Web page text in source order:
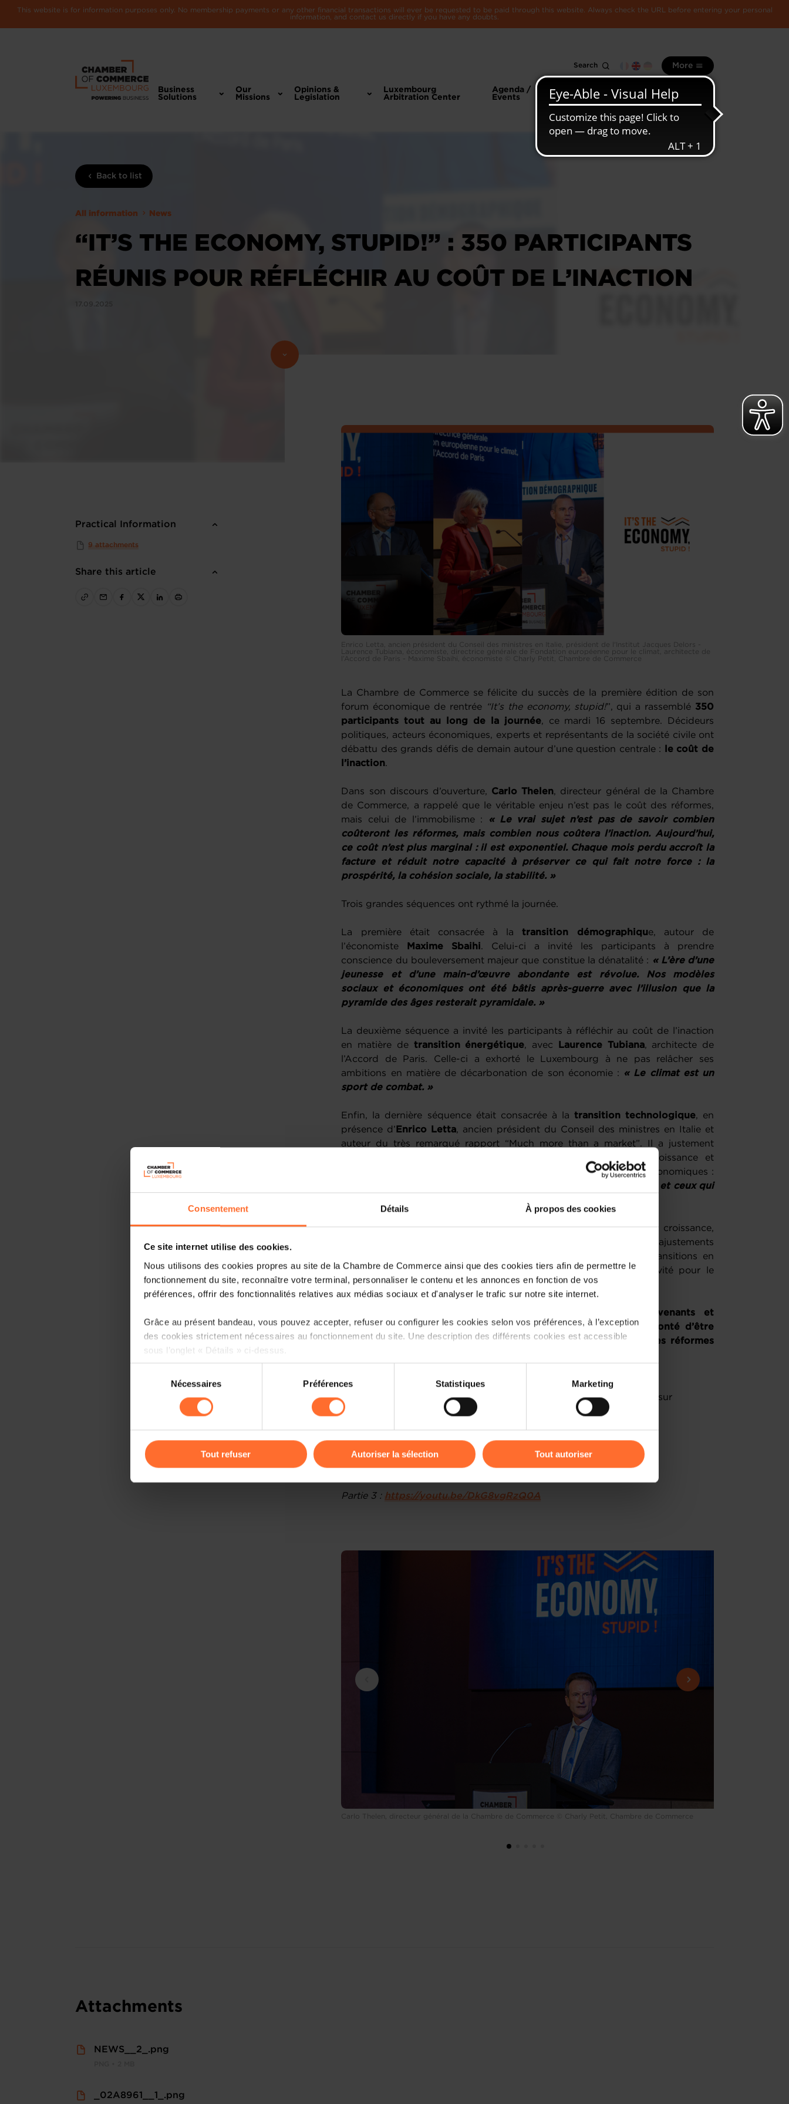
Consentement Détails À propos des cookies
Ce site internet utilise des cookies.
Nous utilisons des cookies propres au site de la Chambre de Commerce ainsi que des cookies tiers afin de permettre le
fonctionnement du site, reconnaître votre terminal, personnaliser le contenu et les annonces en fonction de vos
préférences, offrir des fonctionnalités relatives aux médias sociaux et d'analyser le trafic sur notre site internet.
Grâce au présent bandeau, vous pouvez accepter, refuser ou configurer les cookies selon vos préférences, à l’exception
des cookies strictement nécessaires au fonctionnement du site. Une description des différents cookies est accessible
sous l’onglet « Détails » ci-dessus.
Il est précisé que la navigation sur le site et certaines fonctionnalités (ex : lecture de vidéos, partage sur les réseaux
sociaux, sauvegarde des préférences de lecture vidéo, personnalisation de l’affichage du site) peuvent être affectées en
cas de refus de tous les cookies ou des cookies non nécessaires.
gauche de chaque page.
Charte d’usage des cookies et notrePolitique de protection des données
consentement
Nécessaires Préférences Statistiques Marketing
Tout refuser Autoriser la sélection Tout autoriser
This website is for information purposes only. No membership payments or any other financial transactions will ever be requested to be paid through this website. Always check the URL before entering your personal
information, and contact us directly if you have any doubts.
Search More
Business
Solutions
Our
Missions
Opinions &
Legislation
Luxembourg
Arbitration Center
Agenda /
Events
information
Luxembourg
economy
Back to list
All information News
“IT’S THE ECONOMY, STUPID!” : 350 PARTICIPANTS
RÉUNIS POUR RÉFLÉCHIR AU COÛT DE L’INACTION
Practical Information
9 attachments
Share this article
Enrico Letta, ancien président du Conseil des ministres en Italie, président de l'Institut Jacques Delors -
Laurence Tubiana, économiste, directrice générale de Fondation européenne pour le climat, architecte de
l’Accord de Paris - Maxime Sbaihi, économiste © Charly Petit, Chambre de Commerce
La Chambre de Commerce se félicite du succès de la première édition de son
forum économique de rentrée
“It’s the economy, stupid!”, qui a rassemblé 350
participants tout au long de la journée, ce mardi 16 septembre. Décideurs
politiques, acteurs économiques, experts et représentants de la société civile ont
débattu des grands défis de demain autour d’une question centrale :
le coût de
l’inaction.
Dans son discours d’ouverture, Carlo Thelen, directeur général de la Chambre
de Commerce, a rappelé que le véritable enjeu n’est pas le coût des réformes,
mais celui de l’immobilisme :
« Le vrai sujet n’est pas de savoir combien
coûteront les réformes, mais combien nous coûtera l’inaction. Aujourd’hui,
ce coût n’est plus marginal : il est exponentiel. Chaque mois perdu accroît la
facture et réduit notre capacité à préserver ce qui fait notre force : la
prospérité, la cohésion sociale, la stabilité. »
Trois grandes séquences ont rythmé la journée.
La première était consacrée à latransition démographique, autour de
l’économiste
Maxime Sbaihi. Celui-ci a invité les participants à prendre
conscience du bouleversement majeur que constitue la dénatalité : « L’ère d’une
jeunesse et d’une main-d’œuvre abondante est révolue. Nos modèles
sociaux et économiques ont été bâtis après-guerre avec l’illusion que la
pyramide des âges resterait pyramidale. »
La deuxième séquence a invité les participants à réfléchir au coût de l’inaction
en matière de transition énergétique, avec Laurence Tubiana, architecte de
l’Accord de Paris. Celle-ci a exhorté le Luxembourg à ne pas relâcher ses
ambitions en matière de décarbonation de son économie :
« Le climat est un
sport de combat. »
Enfin, la dernière séquence était consacrée à la transition technologique, en
présence d’ Enrico Letta, ancien président du Conseil des ministres en Italie et
auteur du très remarqué rapport “Much more than a market”. Il a justement
insisté sur l’importance du marché unique comme levier de croissance et
d’innovation pour une Europe trop fragmentée face à ses rivaux économiques :
« Il y a deux catégories de pays en Europe : ceux qui sont petits, et ceux qui
Le forum a montré que l’inaction n’est pas neutre : elle fragilise la croissance,
retarde les transformations nécessaires et augmente le coût des ajustements
futurs. A contrario, agir sans tarder permet de transformer les transitions en
opportunités de prospérité durable, d’innovation et de compétitivité pour le
Luxembourg et pour l’Europe.
La Chambre de Commerce remercie l’ensemble des intervenants et
participants pour la richesse des échanges et réaffirme sa volonté d’être
force de proposition afin d’accompagner le pays sur la voie des réformes
L'événement “It's the Economy, stupid!” est disponible en intégralité sur
YouTube :
Partie 1 :https://youtu.be/ER0p1mvPP2I
Partie 2 :https://youtu.be/bBO3gJiuTQA
Partie 3 : https://youtu.be/DkG8vgRzQ0A
Carlo Thelen, directeur général de la Chambre de Commerce © Charly Petit, Chambre de Commerce
Attachments
NEWS__2_.png
_02A8961__1_.png